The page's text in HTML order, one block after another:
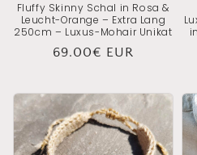
Fluffy Skinny Schal in Rosa &
Leucht-Orange – Extra Lang
250cm – Luxus-Mohair Unikat
Normaler
69.00€ EUR